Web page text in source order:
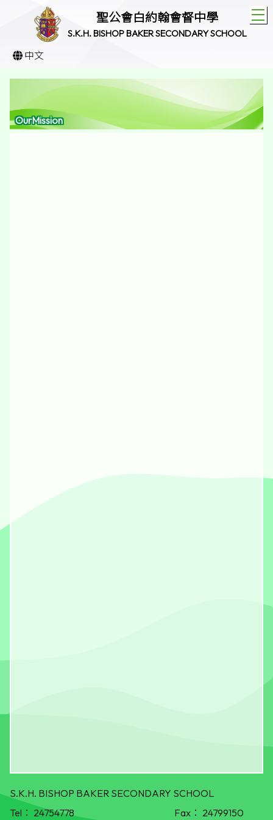
聖公會白約翰會督中學
S.K.H. BISHOP BAKER SECONDARY SCHOOL
中文
OurMission
S.K.H. BISHOP BAKER SECONDARY SCHOOL
Tel： 24754778 Fax： 24799150